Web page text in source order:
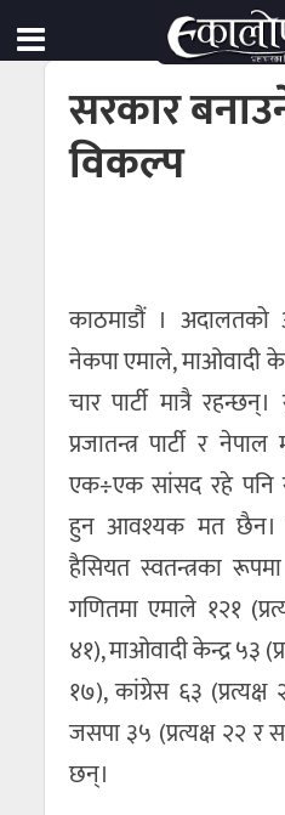
सरकार
विकल्प
काठमाडौं ।
नेकपा एमाले, माओवादी
चार पार्टी मात्रै रहन्छन्।
प्रजातन्त्र पार्टी र
एक÷एक सांसद रहे पनि
हुन आवश्यक मत छैन।
हैसियत स्वतन्त्रका
गणितमा एमाले १२१
४१), माओवादी केन्द्र ५३
१७), कांग्रेस ६३
जसपा ३५ (प्रत्यक्ष २२ र
छन्।